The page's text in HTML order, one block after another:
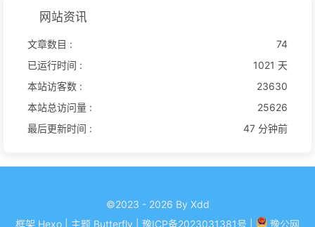
网站资讯
文章数目 :
74
已运行时间 :
1021 天
本站访客数 :
23630
本站总访问量 :
25626
最后更新时间 :
47 分钟前
©2023 - 2026 By Xdd
框架 Hexo 主题 Butterfly | 豫ICP备2023031381号 豫公网